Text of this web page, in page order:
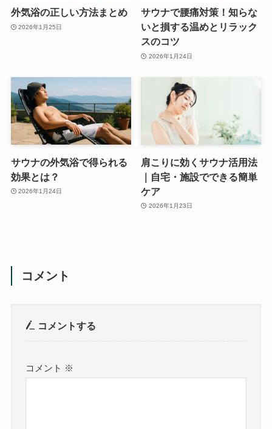
外気浴の正しい方法まとめ
2026年1月25日
サウナで腰痛対策！知らな
いと損する温めとリラック
スのコツ
2026年1月24日
サウナの外気浴で得られる
効果とは？
2026年1月24日
肩こりに効くサウナ活用法
｜自宅・施設でできる簡単
ケア
2026年1月23日
コメント
コメントする
コメント ※